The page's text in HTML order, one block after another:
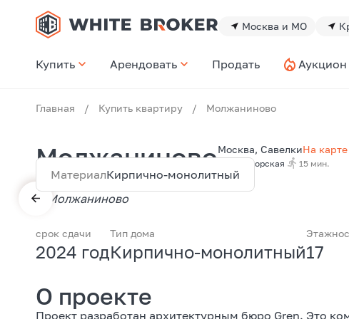
Москва и МО
Купить Арендовать Продать Аукцион
Главная / Купить квартиру / Молжаниново
МолжаниновоМосква, СавелкиНа карте
Беломорская 15 мин.
МатериалКирпично-монолитный
срок сдачи
2024 год
Тип дома
Кирпично-монолитный17
О проекте
Проект разработан архитектурным бюро Gren. Это